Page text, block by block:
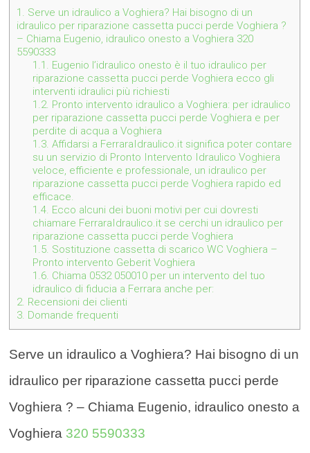
1. Serve un idraulico a Voghiera? Hai bisogno di un
idraulico per riparazione cassetta pucci perde Voghiera ?
– Chiama Eugenio, idraulico onesto a Voghiera 320
5590333
1.1. Eugenio l’idraulico onesto è il tuo idraulico per
riparazione cassetta pucci perde Voghiera ecco gli
interventi idraulici più richiesti
1.2. Pronto intervento idraulico a Voghiera: per idraulico
per riparazione cassetta pucci perde Voghiera e per
perdite di acqua a Voghiera
1.3. Affidarsi a FerraraIdraulico.it significa poter contare
su un servizio di Pronto Intervento Idraulico Voghiera
veloce, efficiente e professionale, un idraulico per
riparazione cassetta pucci perde Voghiera rapido ed
efficace.
1.4. Ecco alcuni dei buoni motivi per cui dovresti
chiamare FerraraIdraulico.it se cerchi un idraulico per
riparazione cassetta pucci perde Voghiera
1.5. Sostituzione cassetta di scarico WC Voghiera –
Pronto intervento Geberit Voghiera
1.6. Chiama 0532 050010 per un intervento del tuo
idraulico di fiducia a Ferrara anche per:
2. Recensioni dei clienti
3. Domande frequenti
Serve un idraulico a Voghiera? Hai bisogno di un
idraulico per riparazione cassetta pucci perde
Voghiera ? – Chiama Eugenio, idraulico onesto a
Voghiera 320 5590333